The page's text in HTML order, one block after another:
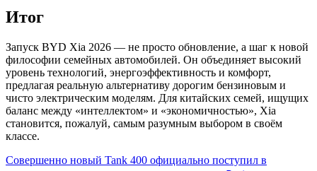
Итог
Запуск BYD Xia 2026 — не просто обновление, а шаг к новой
философии семейных автомобилей. Он объединяет высокий
уровень технологий, энергоэффективность и комфорт,
предлагая реальную альтернативу дорогим бензиновым и
чисто электрическим моделям. Для китайских семей, ищущих
баланс между «интеллектом» и «экономичностью», Xia
становится, пожалуй, самым разумным выбором в своём
классе.
Совершенно новый Tank 400 официально поступил в